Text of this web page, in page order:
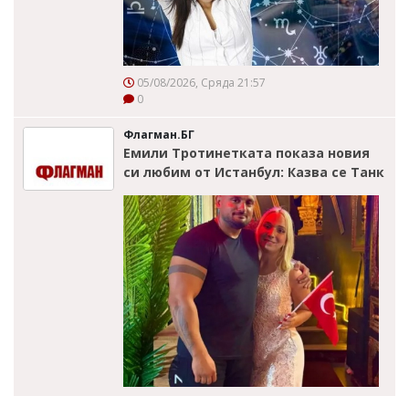
05/08/2026, Сряда 21:57
0
Флагман.БГ
Емили Тротинетката показа новия
си любим от Истанбул: Казва се Танк